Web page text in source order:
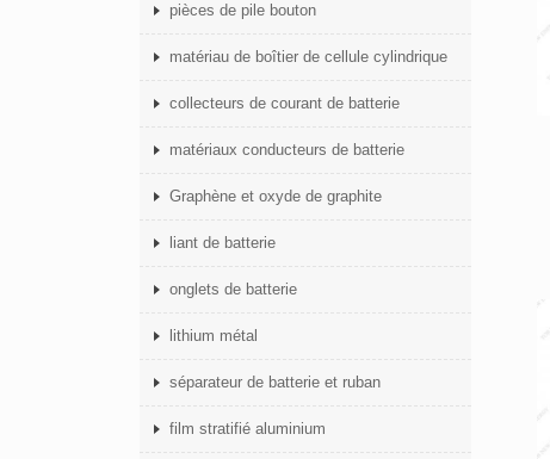
pièces de pile bouton
matériau de boîtier de cellule cylindrique
collecteurs de courant de batterie
matériaux conducteurs de batterie
Graphène et oxyde de graphite
liant de batterie
onglets de batterie
lithium métal
séparateur de batterie et ruban
film stratifié aluminium